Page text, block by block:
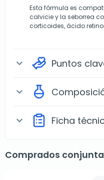
Esta fórmula es
calvicie y la seborrea
corticoides, ácido
expand_more Puntos
expand_more
expand_more Ficha
Comprados